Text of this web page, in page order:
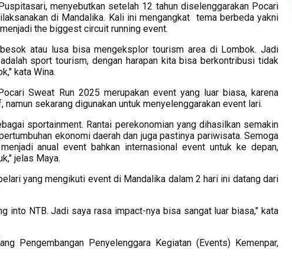
menyebutkan setelah 12 tahun diselenggarakan Pocari
di Mandalika. Kali ini mengangkat tema berbeda yakni
the biggest circuit running event.
atau lusa bisa mengeksplor tourism area di Lombok. Jadi
sport tourism, dengan harapan kita bisa berkontribusi tidak
kata Wina.
Sweat Run 2025 merupakan event yang luar biasa, karena
sekarang digunakan untuk menyelenggarakan event lari.
sportainment. Rantai perekonomian yang dihasilkan semakin
ekonomi daerah dan juga pastinya pariwisata. Semoga
anual event bahkan internasional event untuk ke depan,
jelas Maya.
yang mengikuti event di Mandalika dalam 2 hari ini datang dari
into NTB. Jadi saya rasa impact-nya bisa sangat luar biasa," kata
Pengembangan Penyelenggara Kegiatan (Events) Kemenpar,